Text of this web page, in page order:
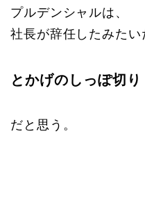
プルデンシャルは、
社長が辞任したみたい
とかげのしっぽ切り
だと思う。